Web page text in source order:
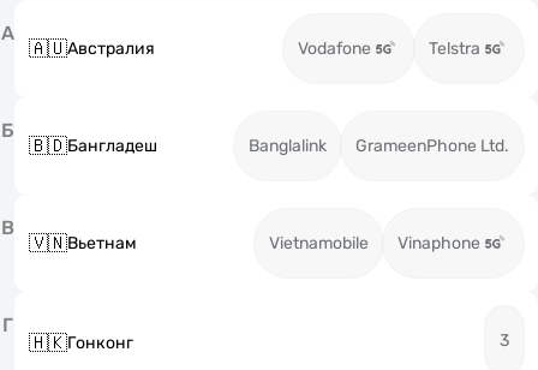
А
🇦🇺Австралия Vodafone Telstra
Б
🇧🇩Бангладеш Banglalink GrameenPhone Ltd.
В
🇻🇳Вьетнам Vietnamobile Vinaphone
Г
🇭🇰Гонконг 3